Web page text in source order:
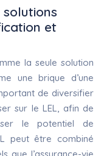
et
la seule solution
une brique d’une
de diversifier
sur le LEL, afin de
le potentiel de
peut être combiné